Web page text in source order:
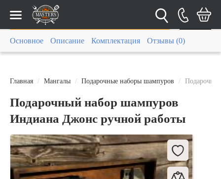
Каталог
Главная Мангалы Подарочные наборы шампуров
Подарочный набор шампуров
Индиана Джонс ручной работы
Основное Описание Комплектация Отзывы (0)